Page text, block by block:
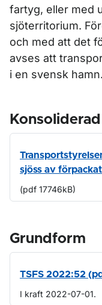
fartyg, eller med
sjöterritorium.
och med att det
avses att
i en svensk hamn.
sjöss av
(pdf 17746kB)
Grundform
TSFS 2022:52
I kraft 2022-07-01.